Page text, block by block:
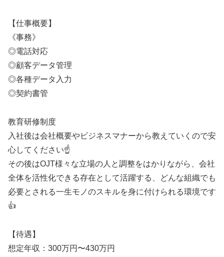
【仕事概要】
《事務》
◎電話対応
◎顧客データ管理
◎各種データ入力
◎契約書管
教育研修制度
入社後は会社概要やビジネスマナーから教えていくので安
心してください☝️
その後はOJT様々な立場の人と調整をはかりながら、会社
全体を活性化できる存在として活躍する、どんな組織でも
必要とされる一生モノのスキルを身に付けられる環境です
👍
【待遇】
想定年収：300万円〜430万円